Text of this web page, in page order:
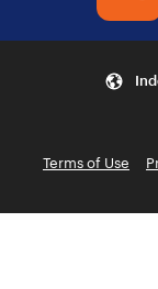
Terms of Use